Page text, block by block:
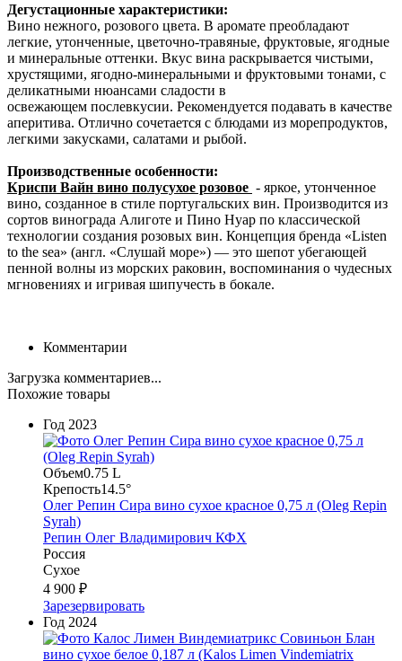
Дегустационные характеристики:
Вино нежного, розового цвета. В аромате преобладают
легкие, утонченные, цветочно-травяные, фруктовые, ягодные
и минеральные оттенки. Вкус вина раскрывается чистыми,
хрустящими, ягодно-минеральными и фруктовыми тонами, с
деликатными нюансами сладости в
освежающем послевкусии. Рекомендуется подавать в качестве
аперитива. Отлично сочетается с блюдами из морепродуктов,
легкими закусками, салатами и рыбой.
Производственные особенности:
Криспи Вайн вино полусухое розовое - яркое, утонченное
вино, созданное в стиле португальских вин. Производится из
сортов винограда Алиготе и Пино Нуар по классической
технологии создания розовых вин. Концепция бренда «Listen
to the sea» (англ. «Слушай море») — это шепот убегающей
пенной волны из морских раковин, воспоминания о чудесных
мгновениях и игривая шипучесть в бокале.
Комментарии
Загрузка комментариев...
Похожие товары
Год 2023
Объем0.75 L
Крепость14.5°
Олег Репин Сира вино сухое красное 0,75 л (Oleg Repin
Syrah)
Репин Олег Владимирович КФХ
Россия
Сухое
4 900 ₽
Зарезервировать
Год 2024